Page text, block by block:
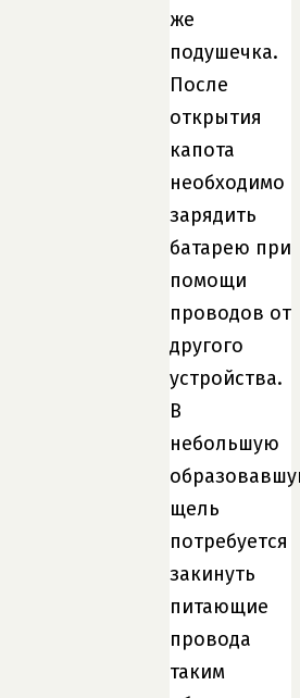
же
подушечка.
После
открытия
капота
необходимо
зарядить
батарею при
помощи
проводов от
другого
устройства.
В
небольшую
щель
потребуется
закинуть
питающие
провода
таким